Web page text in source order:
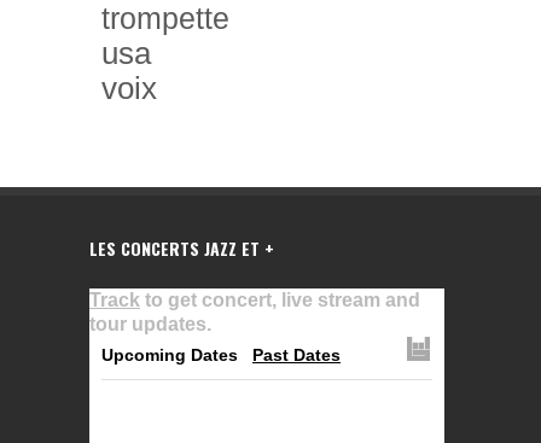
trompette
usa
voix
LES CONCERTS JAZZ ET +
Track to get concert, live stream and
tour updates.
Upcoming Dates Past Dates